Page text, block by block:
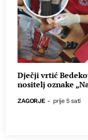
Dječji vrtić
nositelj oznake
ZAGORJE - prije 5 sati